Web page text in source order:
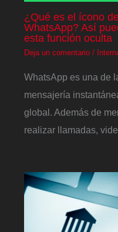
¿Qué es el ícono
WhatsApp? Así
esta función oculta
Deja un comentario /
WhatsApp es una de
mensajería
global. Además de
realizar llamadas,